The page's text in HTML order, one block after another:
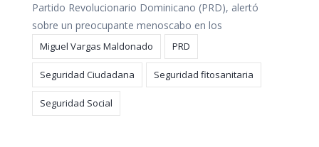
Partido Revolucionario Dominicano (PRD), alertó
sobre un preocupante menoscabo en los
Miguel Vargas Maldonado PRD
Seguridad Ciudadana Seguridad fitosanitaria
Seguridad Social